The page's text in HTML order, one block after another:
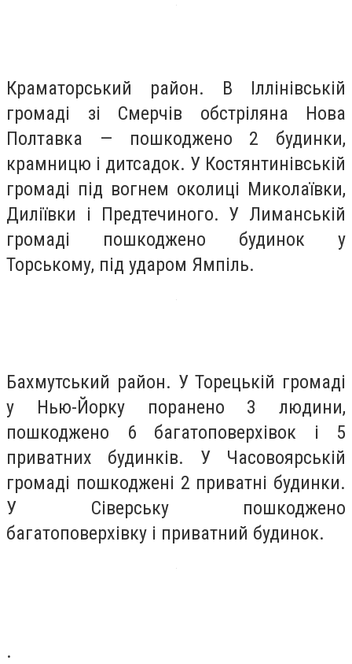
Краматорський район. В Іллінівській
громаді зі Смерчів обстріляна Нова
Полтавка — пошкоджено 2 будинки,
крамницю і дитсадок. У Костянтинівській
громаді під вогнем околиці Миколаївки,
Диліївки і Предтечиного. У Лиманській
громаді пошкоджено будинок у
Торському, під ударом Ямпіль.
Бахмутський район. У Торецькій громаді
у Нью-Йорку поранено 3 людини,
пошкоджено 6 багатоповерхівок і 5
приватних будинків. У Часовоярській
громаді пошкоджені 2 приватні будинки.
У Сіверську пошкоджено
багатоповерхівку і приватний будинок.
.